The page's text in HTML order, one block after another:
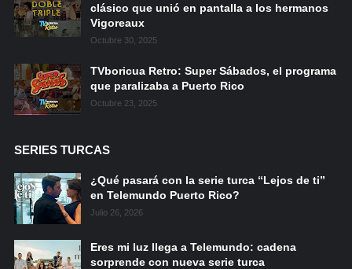
clásico que unió en pantalla a los hermanos
Vigoreaux
Octubre 30, 2025
TVboricua Retro: Super Sábados, el programa
que paralizaba a Puerto Rico
Octubre 23, 2025
SERIES TURCAS
¿Qué pasará con la serie turca “Lejos de ti”
en Telemundo Puerto Rico?
Julio 26, 2026
Eres mi luz llega a Telemundo: cadena
sorprende con nueva serie turca